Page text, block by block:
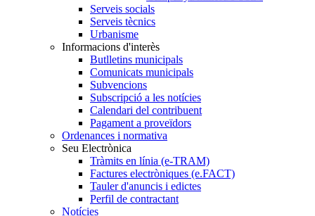
Serveis socials
Serveis tècnics
Urbanisme
Informacions d'interès
Butlletins municipals
Comunicats municipals
Subvencions
Subscripció a les notícies
Calendari del contribuent
Pagament a proveïdors
Ordenances i normativa
Seu Electrònica
Tràmits en línia (e-TRAM)
Factures electròniques (e.FACT)
Tauler d'anuncis i edictes
Perfil de contractant
Notícies